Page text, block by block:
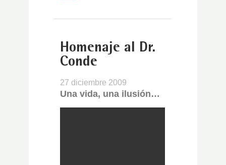
Homenaje al Dr.
Conde
27 diciembre 2009
Una vida, una ilusión…